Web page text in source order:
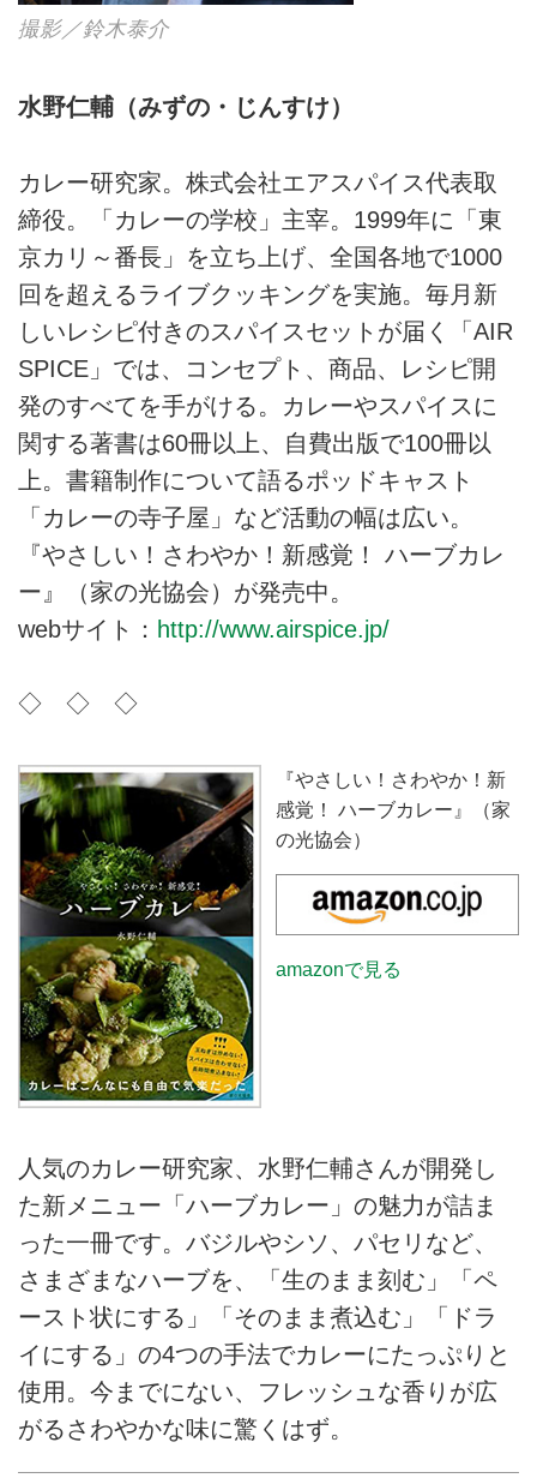
撮影／鈴木泰介
水野仁輔（みずの・じんすけ）
カレー研究家。株式会社エアスパイス代表取
締役。「カレーの学校」主宰。1999年に「東
京カリ～番長」を立ち上げ、全国各地で1000
回を超えるライブクッキングを実施。毎月新
しいレシピ付きのスパイスセットが届く「AIR
SPICE」では、コンセプト、商品、レシピ開
発のすべてを手がける。カレーやスパイスに
関する著書は60冊以上、自費出版で100冊以
上。書籍制作について語るポッドキャスト
「カレーの寺子屋」など活動の幅は広い。
『やさしい！さわやか！新感覚！ ハーブカレ
ー』（家の光協会）が発売中。
webサイト： http://www.airspice.jp/
◇ ◇ ◇
『やさしい！さわやか！新
感覚！ ハーブカレー』（家
の光協会）
amazonで見る
人気のカレー研究家、水野仁輔さんが開発し
た新メニュー「ハーブカレー」の魅力が詰ま
った一冊です。バジルやシソ、パセリなど、
さまざまなハーブを、「生のまま刻む」「ペ
ースト状にする」「そのまま煮込む」「ドラ
イにする」の4つの手法でカレーにたっぷりと
使用。今までにない、フレッシュな香りが広
がるさわやかな味に驚くはず。